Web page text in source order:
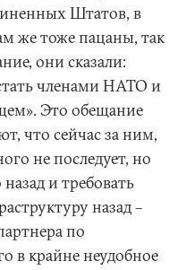
Штатов, в
же тоже пацаны, так
они сказали:
членами НАТО и
Это обещание
что сейчас за ним,
не последует, но
и требовать
назад –
по
в крайне неудобное